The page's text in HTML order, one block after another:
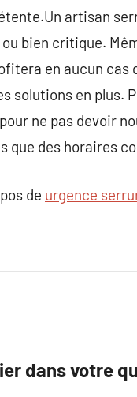
artisan
bien critique.
en aucun
solutions en plus.
ne pas devoir
que des horaires
de urgence
dans votre